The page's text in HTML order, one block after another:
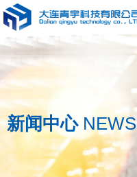
新闻中心 NEWS